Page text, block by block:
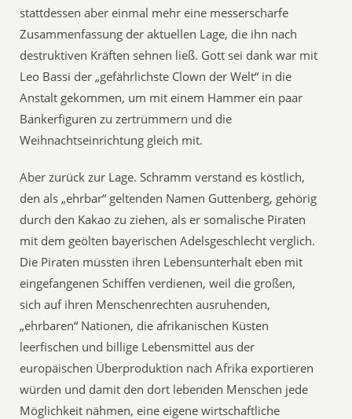
stattdessen aber einmal mehr eine messerscharfe
Zusammenfassung der aktuellen Lage, die ihn nach
destruktiven Kräften sehnen ließ. Gott sei dank war mit
Leo Bassi der „gefährlichste Clown der Welt“ in die
Anstalt gekommen, um mit einem Hammer ein paar
Bankerfiguren zu zertrümmern und die
Weihnachtseinrichtung gleich mit.
Aber zurück zur Lage. Schramm verstand es köstlich,
den als „ehrbar“ geltenden Namen Guttenberg, gehörig
durch den Kakao zu ziehen, als er somalische Piraten
mit dem geölten bayerischen Adelsgeschlecht verglich.
Die Piraten müssten ihren Lebensunterhalt eben mit
eingefangenen Schiffen verdienen, weil die großen,
sich auf ihren Menschenrechten ausruhenden,
„ehrbaren“ Nationen, die afrikanischen Küsten
leerfischen und billige Lebensmittel aus der
europäischen Überproduktion nach Afrika exportieren
würden und damit den dort lebenden Menschen jede
Möglichkeit nähmen, eine eigene wirtschaftliche